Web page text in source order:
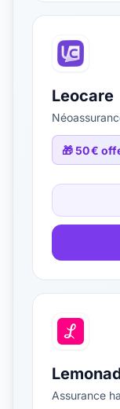
Leocare
🎁50 €
Assurance